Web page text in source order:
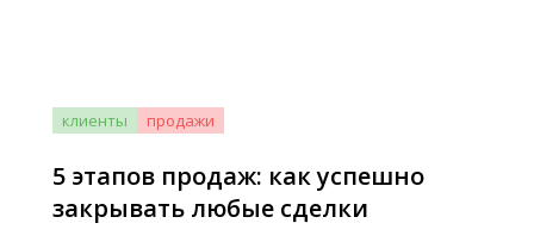
клиенты продажи
5 этапов продаж: как успешно
закрывать любые сделки